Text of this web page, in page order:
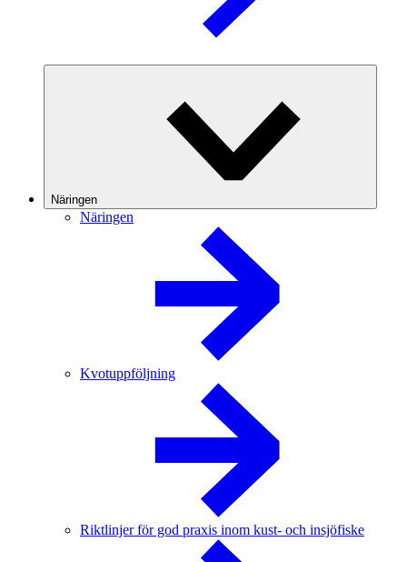
Näringen
Näringen
Kvotuppföljning
Riktlinjer för god praxis inom kust- och insjöfiske